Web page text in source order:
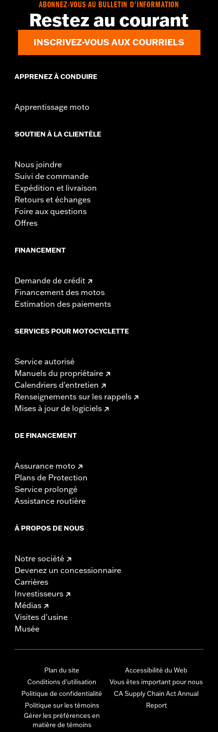
ABONNEZ-VOUS AU BULLETIN D'INFORMATION
Restez au courant
INSCRIVEZ-VOUS AUX COURRIELS
APPRENEZ À CONDUIRE
Apprentissage moto
SOUTIEN À LA CLIENTÈLE
Nous joindre
Suivi de commande
Expédition et livraison
Retours et échanges
Foire aux questions
Offres
FINANCEMENT
Demande de crédit
Financement des motos
Estimation des paiements
SERVICES POUR MOTOCYCLETTE
Service autorisé
Manuels du propriétaire
Calendriers d'entretien
Renseignements sur les rappels
Mises à jour de logiciels
DE FINANCEMENT
Assurance moto
Plans de Protection
Service prolongé
Assistance routière
À PROPOS DE NOUS
Notre société
Devenez un concessionnaire
Carrières
Investisseurs
Médias
Visites d'usine
Musée
Plan du site
Conditions d'utilisation
Politique de confidentialité
Politique sur les témoins
Gérer les préférences en
matière de témoins
Accessibilité du Web
Vous êtes important pour nous
CA Supply Chain Act Annual
Report